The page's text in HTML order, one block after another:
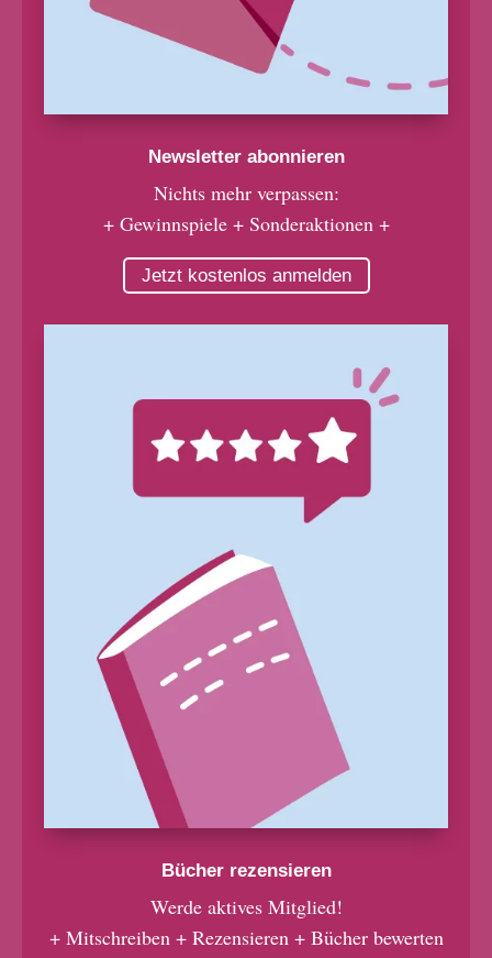
Newsletter abonnieren
Nichts mehr verpassen:
+ Gewinnspiele + Sonderaktionen +
Jetzt kostenlos anmelden
Bücher rezensieren
Werde aktives Mitglied!
+ Mitschreiben + Rezensieren + Bücher bewerten